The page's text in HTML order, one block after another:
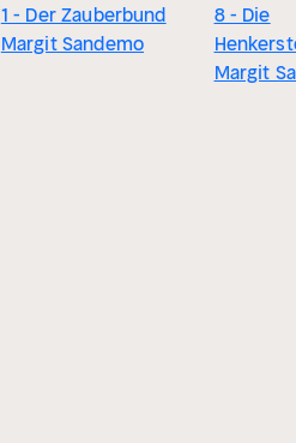
1 - Der Zauberbund
Margit Sandemo
8 - Die
Margit